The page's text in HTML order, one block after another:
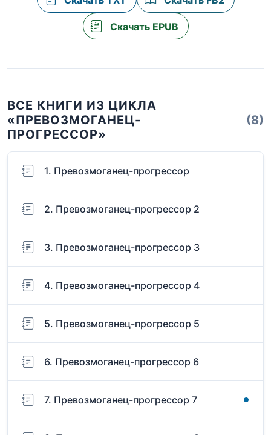
Скачать EPUB
ВСЕ КНИГИ ИЗ ЦИКЛА
«ПРЕВОЗМОГАНЕЦ-
ПРОГРЕССОР»
(8)
1. Превозмоганец-прогрессор
2. Превозмоганец-прогрессор 2
3. Превозмоганец-прогрессор 3
4. Превозмоганец-прогрессор 4
5. Превозмоганец-прогрессор 5
6. Превозмоганец-прогрессор 6
7. Превозмоганец-прогрессор 7